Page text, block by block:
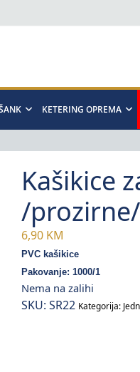
KETERING OPREMA
Kašikice
/
6,90 KM
PVC kašikice
Pakovanje: 1000/1
Nema na zalihi
SKU: SR22 Kategorija: